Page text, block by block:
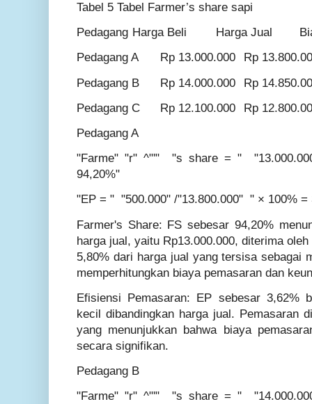
Tabel 5 Tabel Farmer’s share sapi
Pedagang Harga Beli Harga Jual
Pedagang A
Rp 13.000.000
Rp
Pedagang B
Rp 14.000.000
Rp
Pedagang C
Rp 12.100.000
Rp
Pedagang A
"Farme" "r" ^"'" "s share = "
94,20%"
"EP = " "500.000" /"13.800.000" " × 100%
Farmer's Share: FS sebesar 94,20%
harga jual, yaitu Rp13.000.000, diterima
5,80% dari harga jual yang tersisa sebagai
memperhitungkan biaya pemasaran dan
Efisiensi Pemasaran: EP sebesar 3,62%
kecil dibandingkan harga jual. Pemasaran
yang menunjukkan bahwa biaya
secara signifikan.
Pedagang B
"Farme" "r" ^"'" "s share = "